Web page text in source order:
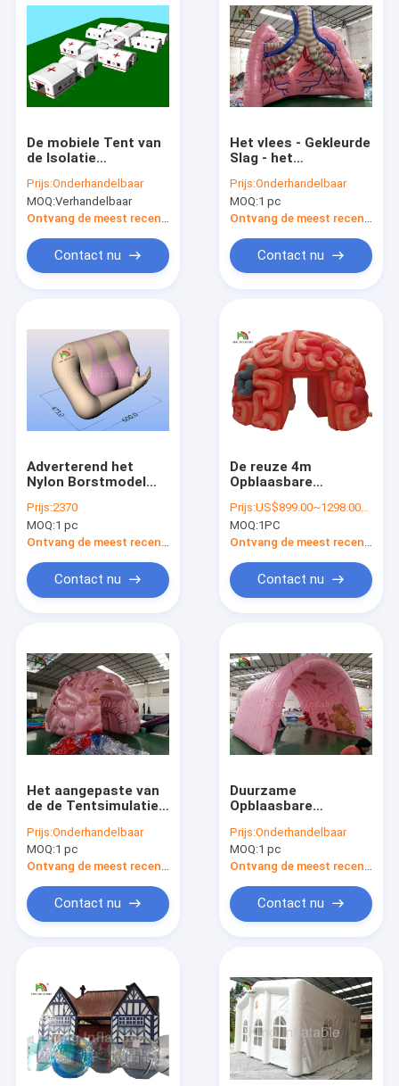
Producten
Over ons
Fabriekstocht
Nieuws
Vraag een offerte
Opblaasbaar waterpark
opblaasbare amusement park
Opblaasbare Hinderniscursussen
opblaasbaar waterstuk speelgoed
Opblaasbaar Uitsmijterkasteel
Opblaasbare zwembaden
Opblaasbare Droge Dia
De mobiele Tent van
de Isolatie
Medische
Gebeurtenis voor
Noodsituatieschuilplaats
Prijs:Onderhandelbaar
MOQ:Verhandelbaar
Ontvang de meest recente Prijs
Contact nu
Het vlees - Gekleurde
Slag - het
Simulatielong toont
Tent voor Medische
Studie
Prijs:Onderhandelbaar
MOQ:1 pc
Ontvang de meest recente Prijs
Contact nu
Adverterend het
Nylon Borstmodel
Stoffensimulatie
voor Medisch toon
ROHS-Ce UL
Prijs:2370
MOQ:1 pc
Ontvang de meest recente Prijs
Contact nu
De reuze 4m
Opblaasbare
Organen van de
Hersenenreplica voor
Onderwijssgs EN71
Prijs:US$899.00~1298.00/PC
MOQ:1PC
Ontvang de meest recente Prijs
Contact nu
Het aangepaste van
de de Tentsimulatie
Opblaasbare
Gebeurtenis de
Hersenenmodel voor
Prijs:Onderhandelbaar
MOQ:1 pc
Ontvang de meest recente Prijs
Contact nu
Duurzame
Opblaasbare
Tent van de
Simulatiedikke darm
voor Medische
Prijs:Onderhandelbaar
MOQ:1 pc
Ontvang de meest recente Prijs
Contact nu